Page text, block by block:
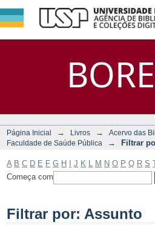
BORE
Filtrar
Assunto
DSpace/Manakin
Página Inicial → Livros → Acervo das
Faculdade de Saúde Pública
→ Filtrar
A B C D E F G H J K M N O P Q R S
Começa com
Filtrar por: Assunto